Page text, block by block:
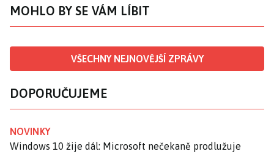
MOHLO BY SE VÁM LÍBIT
VŠECHNY NEJNOVĚJŠÍ ZPRÁVY
DOPORUČUJEME
NOVINKY
Windows 10 žije dál: Microsoft nečekaně prodlužuje